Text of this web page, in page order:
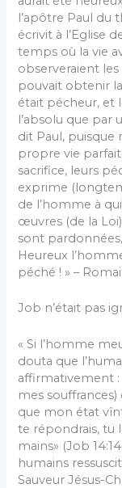
l’apôtre Paul du
écrivit à l’Eglise
temps où la vie
observeraient les
pouvait obtenir
était pécheur, et
l’absolu que par
dit Paul, puisque
propre vie
sacrifice, leurs
exprime
de l’homme à
œuvres (de la
sont
Heureux
péché ! » –
Job n’était pas
« Si l’homme
douta que
affirmativement :
mes souffrances)
que mon état
te répondrais, tu
mains» (Job
humains
Sauveur Jésus-